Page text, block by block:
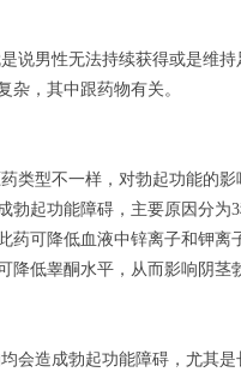
说男性无法持续获得或是维
杂，其中跟药物有关。
类型不一样，对勃起功能的
勃起功能障碍，主要原因分为
药可降低血液中锌离子和钾
降低睾酮水平，从而影响阴茎
会造成勃起功能障碍，尤其是